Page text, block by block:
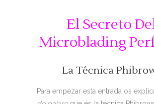
El Secreto
Microblading
La Técnica
Para empezar esta entrada os